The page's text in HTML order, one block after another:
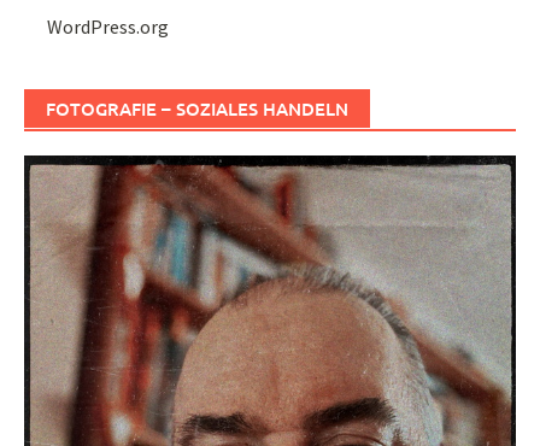
WordPress.org
FOTOGRAFIE – SOZIALES HANDELN